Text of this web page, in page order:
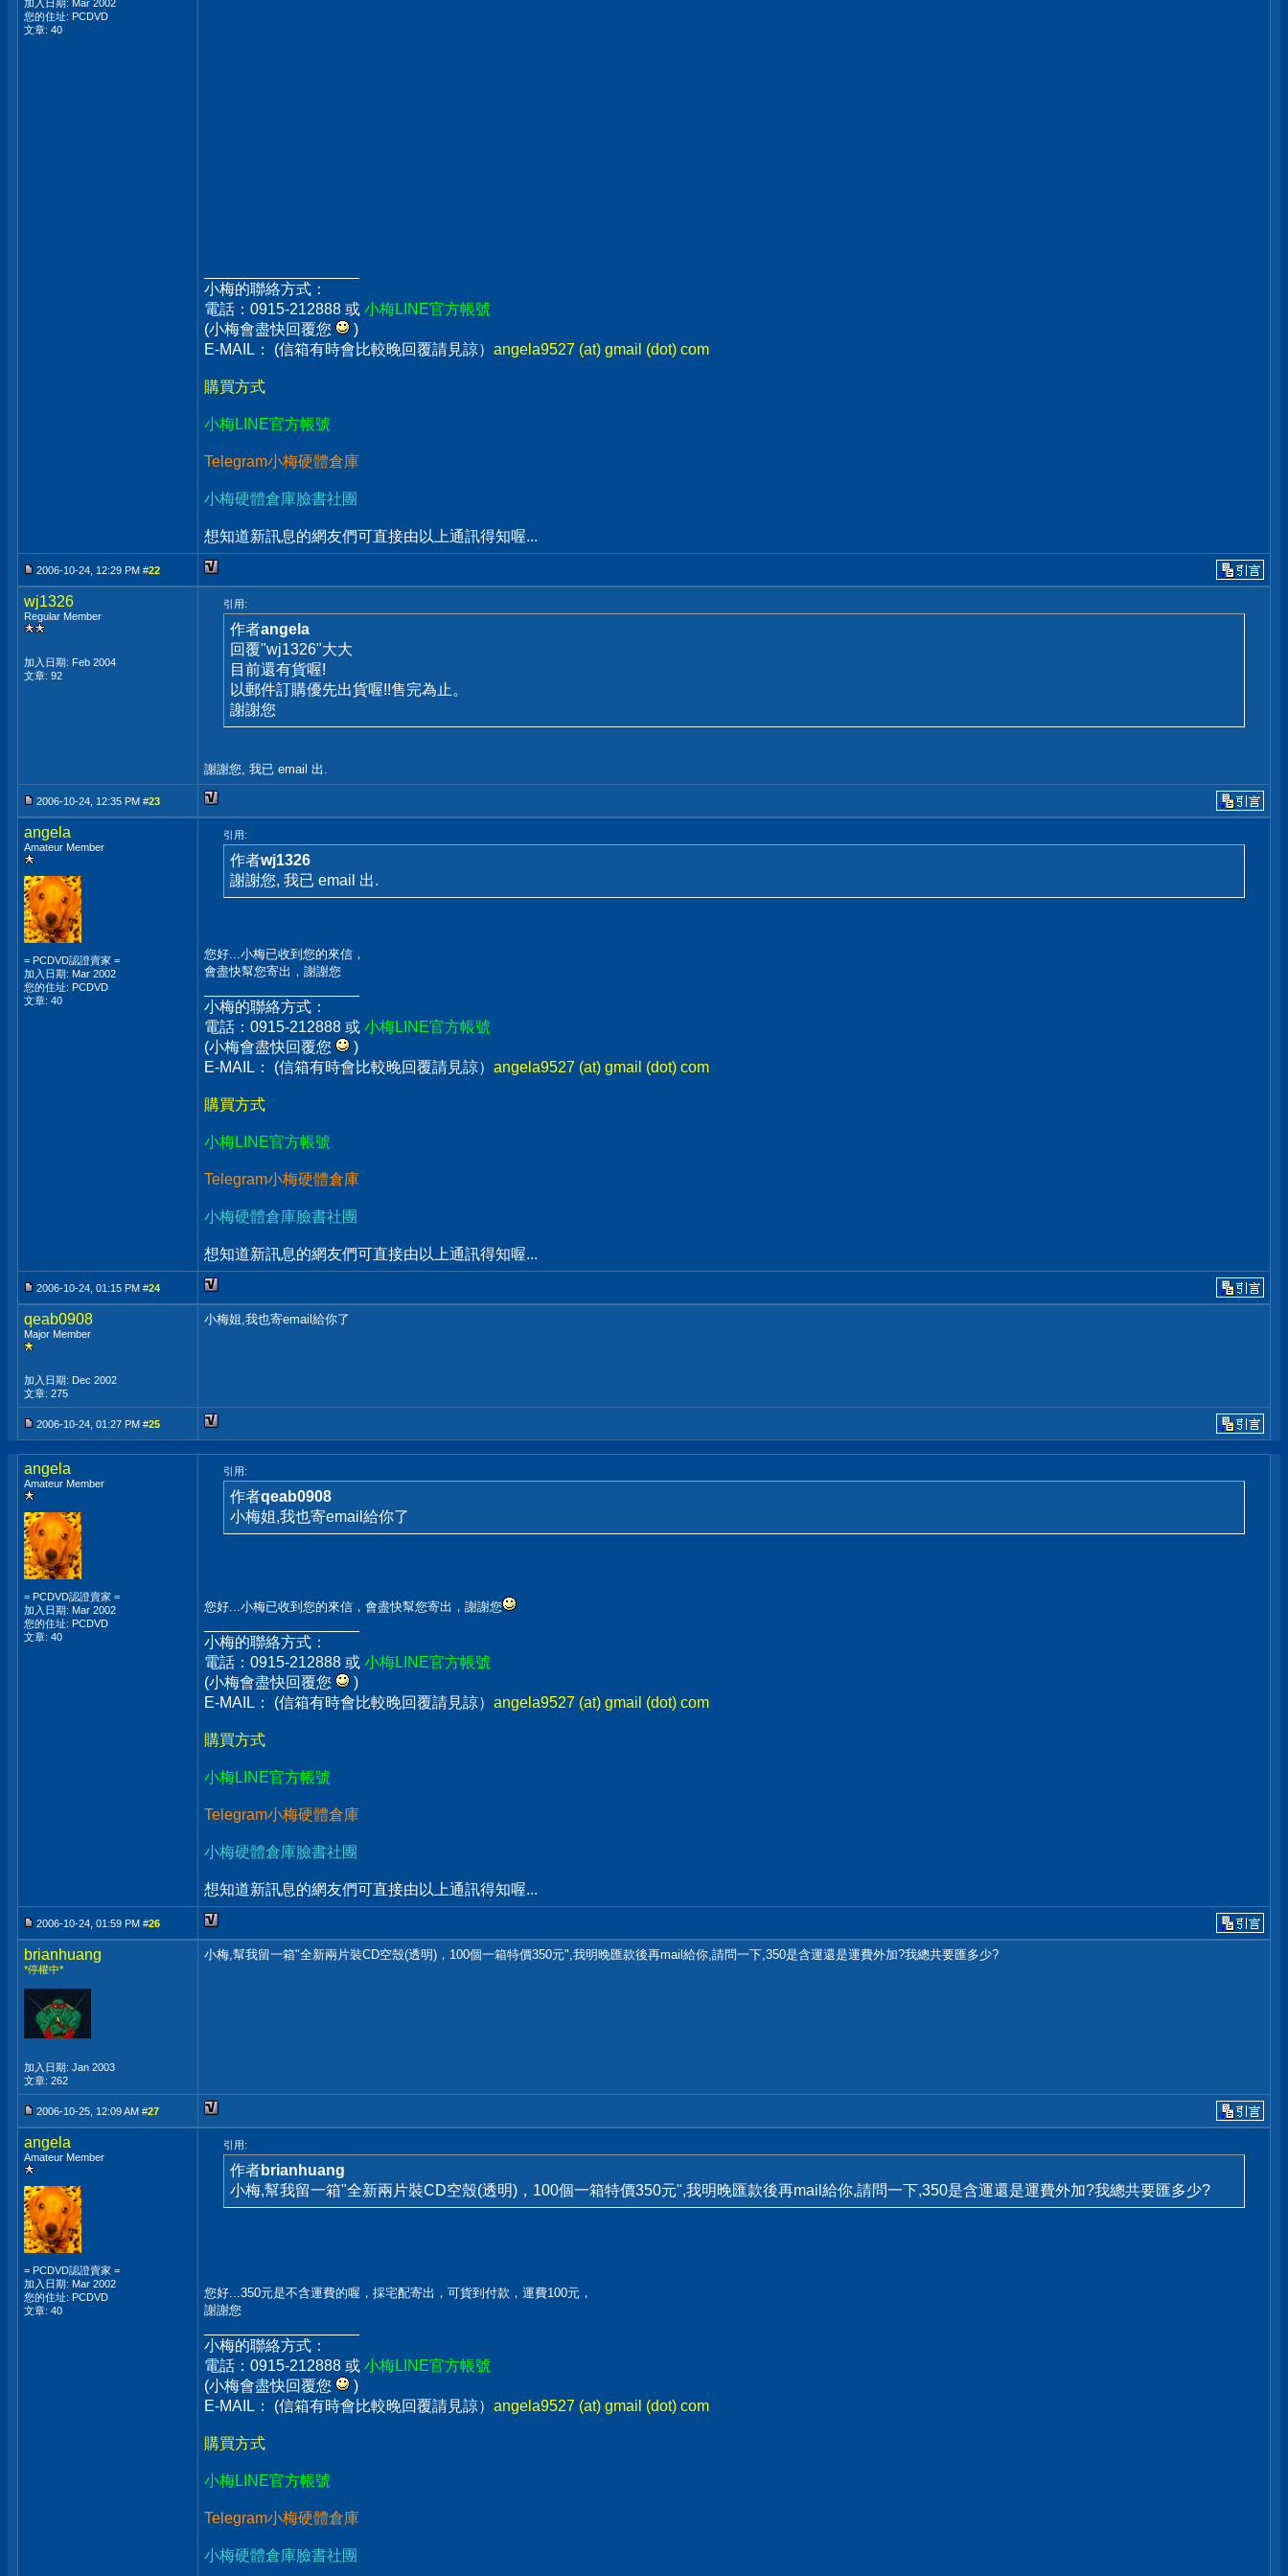
加入日期: Mar 2002
您的住址: PCDVD
文章: 40
小梅的聯絡方式：
電話：0915-212888 或 小梅LINE官方帳號
(小梅會盡快回覆您
)
E-MAIL： (信箱有時會比較晚回覆請見諒） angela9527 (at) gmail (dot) com
購買方式
小梅LINE官方帳號
Telegram小梅硬體倉庫
小梅硬體倉庫臉書社團
想知道新訊息的網友們可直接由以上通訊得知喔...
2006-10-24, 12:29 PM #22
wj1326
Regular Member
加入日期: Feb 2004
文章: 92
引用:
作者angela
回覆"wj1326"大大
目前還有貨喔!
以郵件訂購優先出貨喔!!售完為止。
謝謝您
謝謝您, 我已 email 出.
2006-10-24, 12:35 PM #23
angela
Amateur Member
= PCDVD認證賣家 =
加入日期: Mar 2002
您的住址: PCDVD
文章: 40
引用:
作者wj1326
謝謝您, 我已 email 出.
您好...小梅已收到您的來信，
會盡快幫您寄出，謝謝您
小梅的聯絡方式：
電話：0915-212888 或 小梅LINE官方帳號
(小梅會盡快回覆您
)
E-MAIL： (信箱有時會比較晚回覆請見諒） angela9527 (at) gmail (dot) com
購買方式
小梅LINE官方帳號
Telegram小梅硬體倉庫
小梅硬體倉庫臉書社團
想知道新訊息的網友們可直接由以上通訊得知喔...
2006-10-24, 01:15 PM #24
qeab0908
Major Member
加入日期: Dec 2002
文章: 275
小梅姐,我也寄email給你了
2006-10-24, 01:27 PM #25
angela
Amateur Member
= PCDVD認證賣家 =
加入日期: Mar 2002
您的住址: PCDVD
文章: 40
引用:
作者qeab0908
小梅姐,我也寄email給你了
您好...小梅已收到您的來信，會盡快幫您寄出，謝謝您
小梅的聯絡方式：
電話：0915-212888 或 小梅LINE官方帳號
(小梅會盡快回覆您
)
E-MAIL： (信箱有時會比較晚回覆請見諒） angela9527 (at) gmail (dot) com
購買方式
小梅LINE官方帳號
Telegram小梅硬體倉庫
小梅硬體倉庫臉書社團
想知道新訊息的網友們可直接由以上通訊得知喔...
2006-10-24, 01:59 PM #26
brianhuang
*停權中*
加入日期: Jan 2003
文章: 262
小梅,幫我留一箱"全新兩片裝CD空殼(透明)，100個一箱特價350元",我明晚匯款後再mail給你,請問一下,350是含運還是運費外加?我總共要匯多少?
2006-10-25, 12:09 AM #27
angela
Amateur Member
= PCDVD認證賣家 =
加入日期: Mar 2002
您的住址: PCDVD
文章: 40
引用:
作者brianhuang
小梅,幫我留一箱"全新兩片裝CD空殼(透明)，100個一箱特價350元",我明晚匯款後再mail給你,請問一下,350是含運還是運費外加?我總共要匯多少?
您好...350元是不含運費的喔，採宅配寄出，可貨到付款，運費100元，
謝謝您
小梅的聯絡方式：
電話：0915-212888 或 小梅LINE官方帳號
(小梅會盡快回覆您
)
E-MAIL： (信箱有時會比較晚回覆請見諒） angela9527 (at) gmail (dot) com
購買方式
小梅LINE官方帳號
Telegram小梅硬體倉庫
小梅硬體倉庫臉書社團